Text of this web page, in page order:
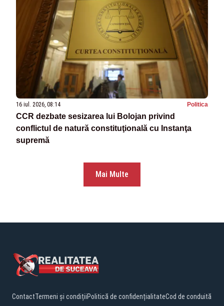
16 iul. 2026, 08:14 Politica
CCR dezbate sesizarea lui Bolojan privind
conflictul de natură constituţională cu Instanţa
supremă
Mai Multe
ContactTermeni și condițiiPolitică de confidențialitateCod de conduită